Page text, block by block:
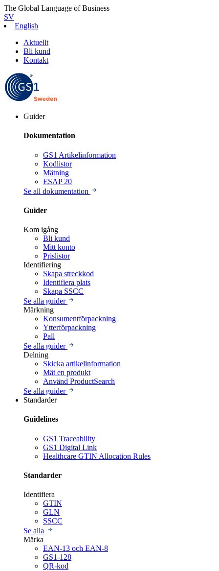
The Global Language of Business
SV
English
Aktuellt
Bli kund
Kontakt
Guider
Dokumentation
GS1 Artikelinformation
Kodlistor
Mätning
ESAP 20
Se all dokumentation
Guider
Kom igång
Bli kund
Mitt konto
Prislistor
Identifiering
Skapa streckkod
Identifiera plats
Skapa SSCC
Se alla guider
Märkning
Konsumentförpackning
Ytterförpackning
Pall
Se alla guider
Delning
Skicka artikelinformation
Mät en produkt
Använd ProductSearch
Se alla guider
Standarder
Guidelines
GS1 Traceability
GS1 Digital Link
Healthcare GTIN Allocation Rules
Standarder
Identifiera
GTIN
GLN
SSCC
Se alla
Märka
EAN-13 och EAN-8
GS1-128
QR-kod